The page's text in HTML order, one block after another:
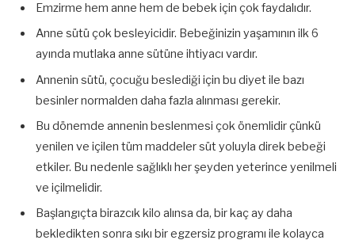
Emzirme hem anne hem de bebek için çok faydalıdır.
Anne sütü çok besleyicidir. Bebeğinizin yaşamının ilk 6
ayında mutlaka anne sütüne ihtiyacı vardır.
Annenin sütü, çocuğu beslediği için bu diyet ile bazı
besinler normalden daha fazla alınması gerekir.
Bu dönemde annenin beslenmesi çok önemlidir çünkü
yenilen ve içilen tüm maddeler süt yoluyla direk bebeği
etkiler. Bu nedenle sağlıklı her şeyden yeterince yenilmeli
ve içilmelidir.
Başlangıçta birazcık kilo alınsa da, bir kaç ay daha
bekledikten sonra sıkı bir egzersiz programı ile kolayca